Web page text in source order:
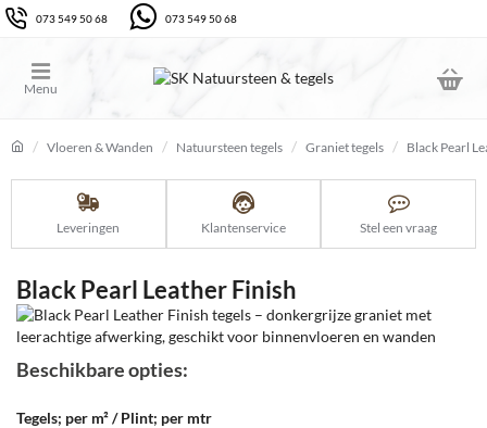
073 549 50 68 073 549 50 68
Vloeren & Wanden Natuursteen tegels Graniet tegels Black Pearl
Leveringen Klantenservice Stel een vraag
Black Pearl Leather Finish
Beschikbare opties:
Tegels; per m² / Plint; per mtr